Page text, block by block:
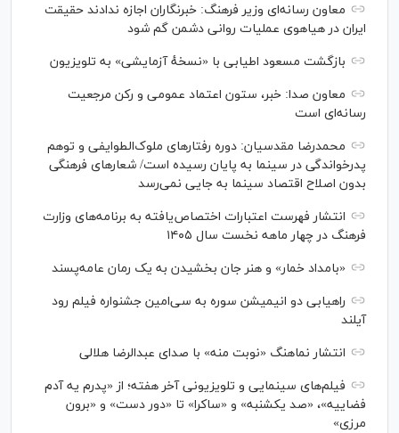
معاون رسانه‌ای وزیر فرهنگ: خبرنگاران اجازه ندادند حقیقت
ایران در هیاهوی عملیات روانی دشمن گم شود
بازگشت مسعود اطیابی با «نسخهٔ آزمایشی» به تلویزیون
معاون صدا: خبر، ستون اعتماد عمومی و رکن مرجعیت
رسانه‌ای است
محمدرضا مقدسیان: دوره رفتارهای ملوک‌الطوایفی و توهم
پدرخواندگی در سینما به پایان رسیده است/ شعارهای فرهنگی
بدون اصلاح اقتصاد سینما به جایی نمی‌رسد
انتشار فهرست اعتبارات اختصاص‌یافته به برنامه‌های وزارت
فرهنگ در چهار ماهه نخست سال ۱۴۰۵
«بامداد خمار» و هنر جان بخشیدن به یک رمان عامه‌پسند
راهیابی دو انیمیشن سوره به سی‌امین جشنواره فیلم رود
آیلند
انتشار نماهنگ «نوبت منه» با صدای عبدالرضا هلالی
فیلم‌های سینمایی و تلویزیونی آخر هفته؛ از «پدرم یه آدم
فضاییه»، «صد یکشنبه» و «ساکرا» تا «دور دست» و «برون
مرزی»